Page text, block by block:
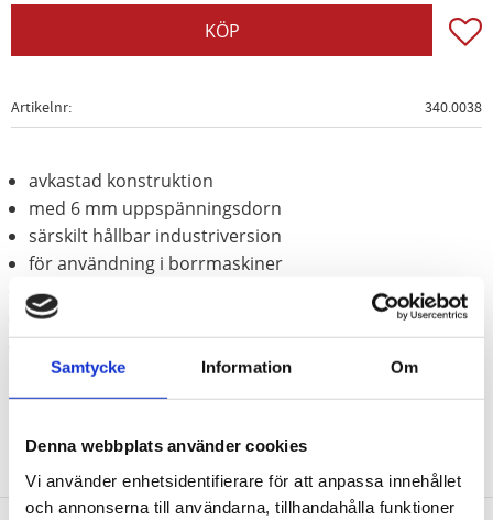
Samtycke Information Om
Denna webbplats använder cookies
Vi använder enhetsidentifierare för att anpassa innehållet
och annonserna till användarna, tillhandahålla funktioner
KÖP
Artikelnr 340.0038
avkastad konstruktion
med 6 mm uppspänningsdorn
särskilt hållbar industriversion
för användning i borrmaskiner
för borttagning av underredsbehandling
För ytbearbetning
smidig ståltråd